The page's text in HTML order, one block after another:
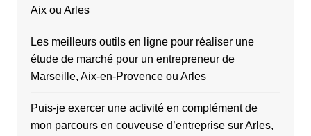
Aix ou Arles
Les meilleurs outils en ligne pour réaliser une
étude de marché pour un entrepreneur de
Marseille, Aix-en-Provence ou Arles
Puis-je exercer une activité en complément de
mon parcours en couveuse d’entreprise sur Arles,